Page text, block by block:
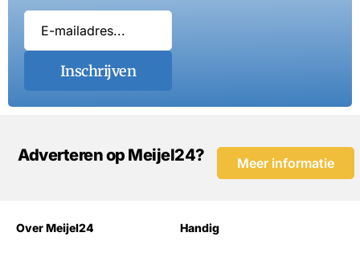
Inschrijven
Adverteren op Meijel24? Meer informatie
Over Meijel24 Handig